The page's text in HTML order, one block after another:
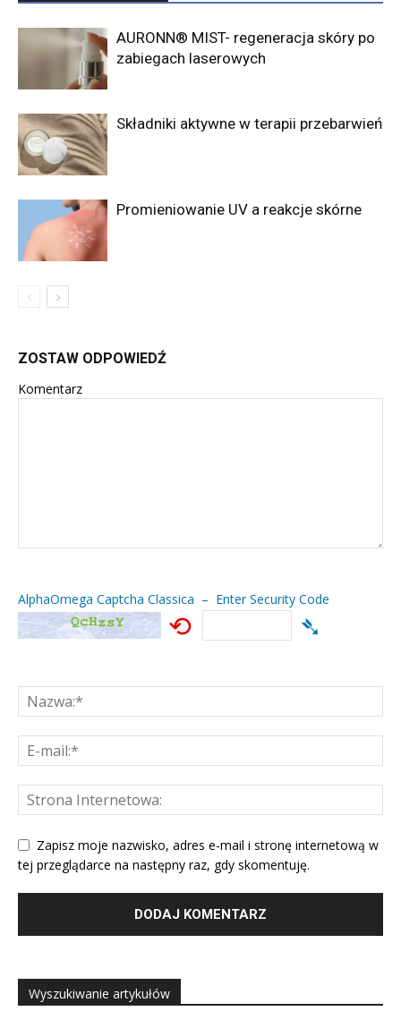
AURONN® MIST- regeneracja skóry po
zabiegach laserowych
Składniki aktywne w terapii przebarwień
Promieniowanie UV a reakcje skórne
ZOSTAW ODPOWIEDŹ
Komentarz
AlphaOmega Captcha Classica – Enter Security Code
⟲ ➴
Zapisz moje nazwisko, adres e-mail i stronę internetową w
tej przeglądarce na następny raz, gdy skomentuję.
Wyszukiwanie artykułów